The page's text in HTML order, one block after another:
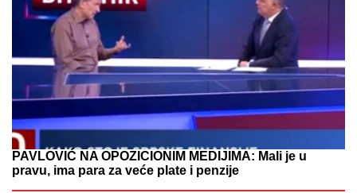
PAVLOVIĆ NA OPOZICIONIM MEDIJIMA: Mali je u
pravu, ima para za veće plate i penzije